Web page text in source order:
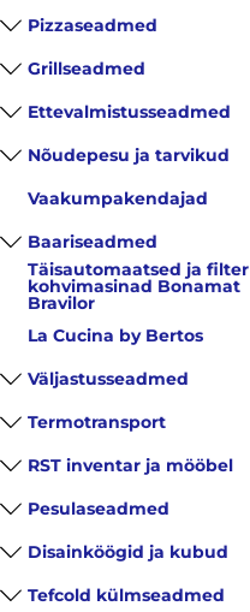
Pizzaseadmed
Grillseadmed
Ettevalmistusseadmed
Nõudepesu ja tarvikud
Vaakumpakendajad
Baariseadmed
Täisautomaatsed ja filter
kohvimasinad Bonamat
Bravilor
La Cucina by Bertos
Väljastusseadmed
Termotransport
RST inventar ja mööbel
Pesulaseadmed
Disainköögid ja kubud
Tefcold külmseadmed